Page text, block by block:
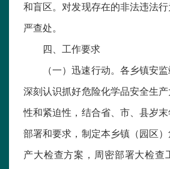
和盲区。对发现存在的非法违法
严查处。
四、工作要求
（一）迅速行动。各乡镇安
深刻认识抓好危险化学品安全生
性和紧迫性，结合省、市、县岁
部署和要求，制定本乡镇（园区
产大检查方案，周密部署大检查